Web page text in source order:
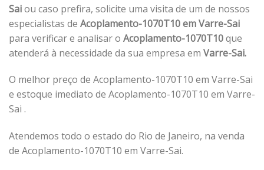
Saiou caso prefira, solicite uma visita de um de nossos
especialistas de Acoplamento-1070T10 em Varre-Sai
para verificar e analisar o Acoplamento-1070T10que
atenderá à necessidade da sua empresa em Varre-Sai.
O melhor preço de Acoplamento-1070T10 em Varre-Sai
e estoque imediato de Acoplamento-1070T10 em Varre-
Sai .
Atendemos todo o estado do Rio de Janeiro, na venda
de Acoplamento-1070T10 em Varre-Sai.